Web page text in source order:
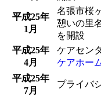
平成25年
1月
名張市桜
憩いの里
を開設
平成25年
4月
ケアセン
ケアホー
平成25年
7月
プライバ